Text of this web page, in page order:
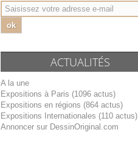
ok
ACTUALITÉS
A la une
Expositions à Paris (1096 actus)
Expositions en régions (864 actus)
Expositions Internationales (110 actus)
Annoncer sur DessinOriginal.com